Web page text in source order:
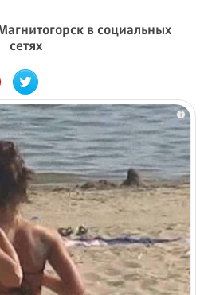
в социальных
сетях
i